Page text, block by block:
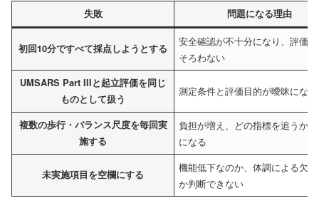
失敗 問題になる理由
初回10分ですべて採点しようとする
安全確認が不十分になり、評価
そろわない
UMSARS Part IIIと起立評価を同じ
ものとして扱う
測定条件と評価目的が曖昧になる
複数の歩行・バランス尺度を毎回実
施する
負担が増え、どの指標を追うか
になる
未実施項目を空欄にする
機能低下なのか、体調による欠
か判断できない